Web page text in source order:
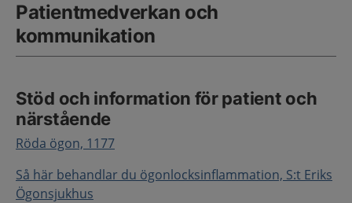
Patientmedverkan och
kommunikation
Stöd och information för patient och
närstående
Röda ögon, 1177
Så här behandlar du ögonlocksinflammation, S:t Eriks
Ögonsjukhus